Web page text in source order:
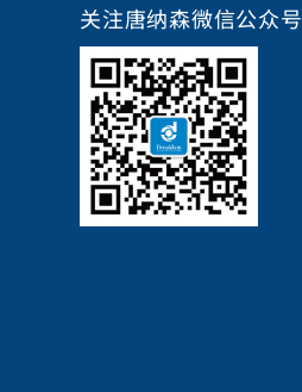
关注唐纳森微信公众号